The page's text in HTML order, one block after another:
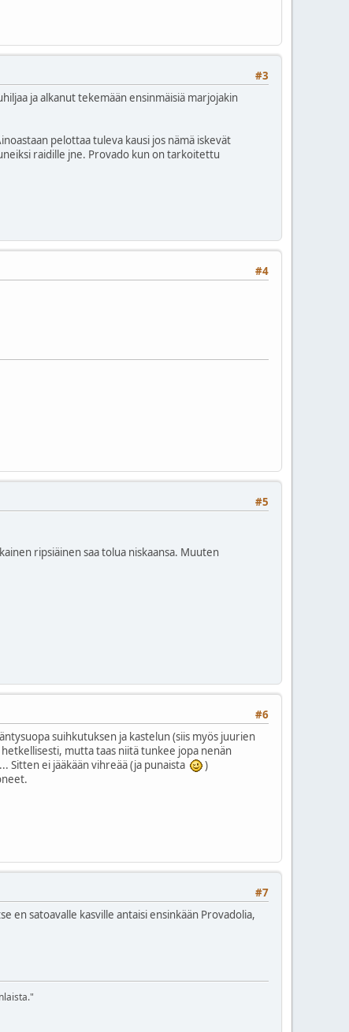
#3
ja alkanut tekemään ensinmäisiä marjojakin
pelottaa tuleva kausi jos nämä iskevät
raidille jne. Provado kun on tarkoitettu
#4
#5
ripsiäinen saa tolua niskaansa. Muuten
#6
suihkutuksen ja kastelun (siis myös juurien
mutta taas niitä tunkee jopa nenän
Sitten ei jääkään vihreää (ja punaista
)
#7
en satoavalle kasville antaisi ensinkään Provadolia,